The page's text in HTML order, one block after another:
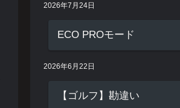
2026年7月24日
ECO PROモード
2026年6月22日
【ゴルフ】勘違い